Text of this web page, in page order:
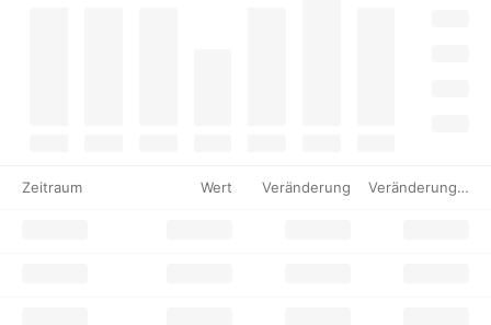
Zeitraum Wert Veränderung Veränderung %